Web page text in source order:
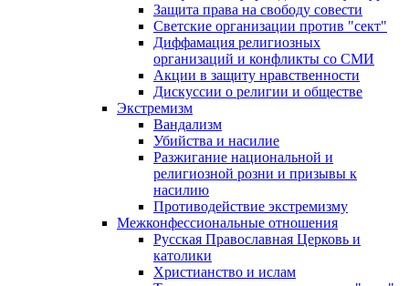
Защита права на свободу совести
Светские организации против "сект"
Диффамация религиозных
организаций и конфликты со СМИ
Акции в защиту нравственности
Дискуссии о религии и обществе
Экстремизм
Вандализм
Убийства и насилие
Разжигание национальной и
религиозной розни и призывы к
насилию
Противодействие экстремизму
Межконфессиональные отношения
Русская Православная Церковь и
католики
Христианство и ислам